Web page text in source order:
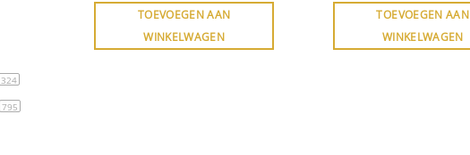
324
795
TOEVOEGEN AAN
WINKELWAGEN
TOEVOEGEN AAN
WINKELWAGEN